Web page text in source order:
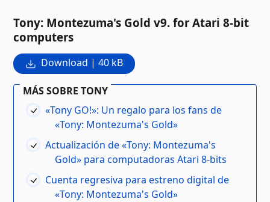
Tony: Montezuma's Gold v9. for Atari 8-bit
computers
Download | 40 kB
MÁS SOBRE TONY
«Tony GO!»: Un regalo para los fans de
«Tony: Montezuma's Gold»
Actualización de «Tony: Montezuma's
Gold» para computadoras Atari 8-bits
Cuenta regresiva para estreno digital de
«Tony: Montezuma's Gold»